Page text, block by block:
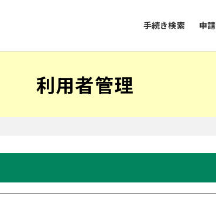
手続き検索 申
利用者管理